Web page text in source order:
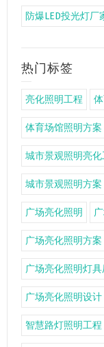
防爆LED投光灯厂
热门标签
亮化照明工程
体育场馆照明方案
城市景观照明亮化
城市景观照明方案
广场亮化照明
广场亮化照明方案
广场亮化照明灯具
广场亮化照明设计
智慧路灯照明工程